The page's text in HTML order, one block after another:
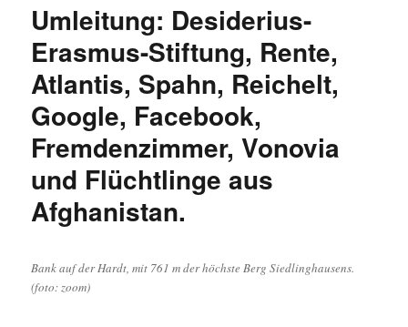
Umleitung: Desiderius-
Erasmus-Stiftung, Rente,
Atlantis, Spahn, Reichelt,
Google, Facebook,
Fremdenzimmer, Vonovia
und Flüchtlinge aus
Afghanistan.
Bank auf der Hardt, mit 761 m der höchste Berg Siedlinghausens.
(foto: zoom)